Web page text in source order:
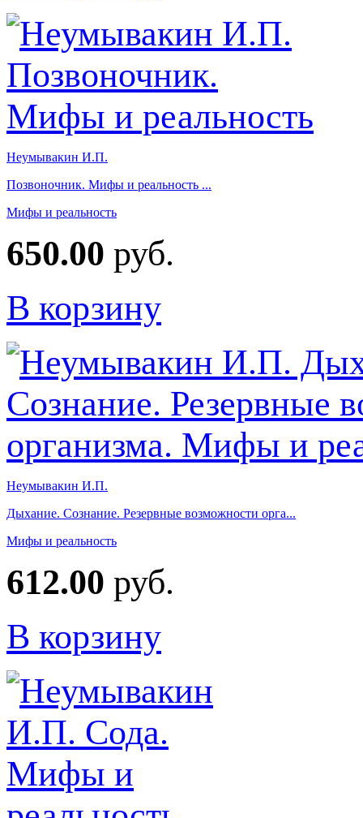
Неумывакин И.П.
Позвоночник. Мифы и реальность ...
Мифы и реальность
650.00 руб.
В корзину
Неумывакин И.П.
Дыхание. Сознание. Резервные возможности орга...
Мифы и реальность
612.00 руб.
В корзину